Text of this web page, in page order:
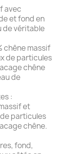
avec
et fond en
de véritable
chêne massif
de particules
chêne
de
:
et
particules
chêne.